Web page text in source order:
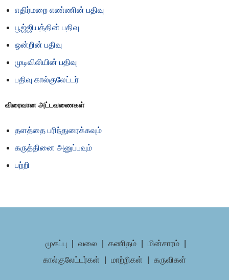
எதிர்மறை எண்ணின் பதிவு
பூஜ்ஜியத்தின் பதிவு
ஒன்றின் பதிவு
முடிவிலியின் பதிவு
பதிவு கால்குலேட்டர்
விரைவான அட்டவணைகள்
தளத்தை பரிந்துரைக்கவும்
கருத்தினை அனுப்பவும்
பற்றி
முகப்பு வலை கணிதம் மின்சாரம்
கால்குலேட்டர்கள்
மாற்றிகள் கருவிகள்